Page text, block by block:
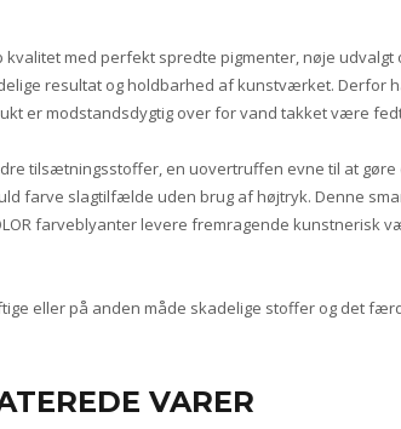
med perfekt spredte pigmenter, nøje
resultat og holdbarhed af kunstværket. Derfor
er modstandsdygtig over for vand takket være
tilsætningsstoffer, en uovertruffen evne til at
farve slagtilfælde uden brug af højtryk. Denne
farveblyanter levere fremragende kunstnerisk
eller på anden måde skadelige stoffer og det
VARER